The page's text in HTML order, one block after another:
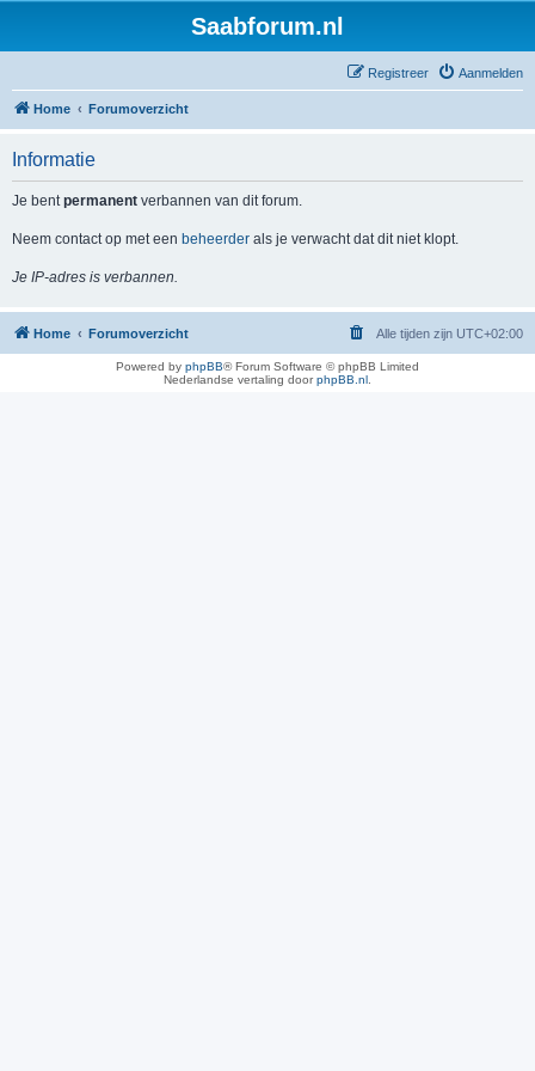
Saabforum.nl
Aanmelden
Registreer
Home Forumoverzicht
Informatie
Je bentpermanent verbannen van dit forum.
Neem contact op met een beheerder als je verwacht dat dit niet klopt.
Je IP-adres is verbannen.
Home Forumoverzicht Alle tijden zijn UTC+02:00
Powered by phpBB® Forum Software © phpBB Limited
Nederlandse vertaling doorphpBB.nl